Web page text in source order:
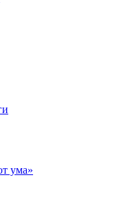
ума»